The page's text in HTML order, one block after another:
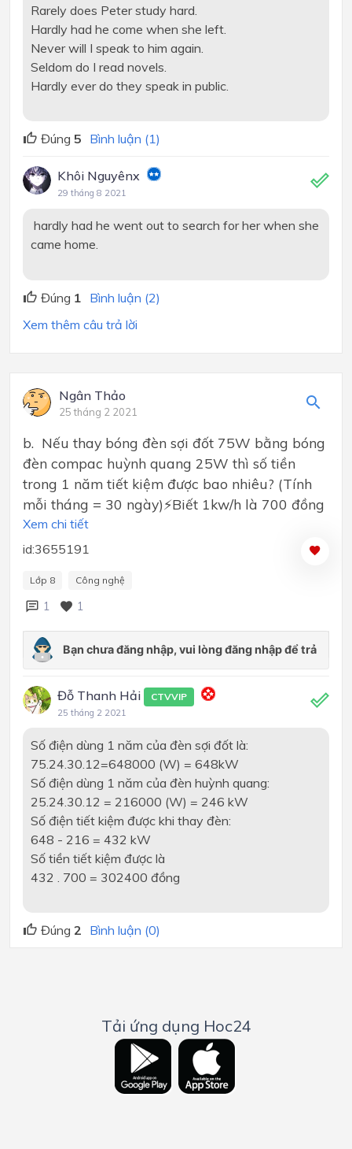
Rarely does Peter study hard.
Hardly had he come when she left.
Never will I speak to him again.
Seldom do I read novels.
Hardly ever do they speak in public.
Đúng 5 Bình luận (1)
Khôi Nguyênx
29 tháng 8 2021
hardly had he went out to search for her when she
came home.
Đúng 1 Bình luận (2)
Xem thêm câu trả lời
Ngân Thảo
25 tháng 2 2021
b. Nếu thay bóng đèn sợi đốt 75W bằng bóng
đèn compac huỳnh quang 25W thì số tiền
trong 1 năm tiết kiệm được bao nhiêu? (Tính
mỗi tháng = 30 ngày)⚡Biết 1kw/h là 700 đồng
Xem chi tiết
id:3655191
Lớp 8 Công nghệ
1 1
Đỗ Thanh Hải CTVVIP
25 tháng 2 2021
Số điện dùng 1 năm của đèn sợi đốt là:
75.24.30.12=648000 (W) = 648kW
Số điện dùng 1 năm của đèn huỳnh quang:
25.24.30.12 = 216000 (W) = 246 kW
Số điện tiết kiệm được khi thay đèn:
648 - 216 = 432 kW
Số tiền tiết kiệm được là
432 . 700 = 302400 đồng
Đúng 2 Bình luận (0)
Tải ứng dụng Hoc24